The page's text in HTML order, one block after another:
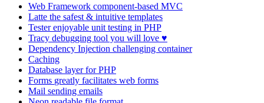
Web Framework component-based MVC
Latte the safest & intuitive templates
Testerenjoyable unit testing in PHP
Tracy debugging tool you will love ♥
Dependency Injection challenging container
Caching
Database layer for PHP
Forms greatly facilitates web forms
Mail sending emails